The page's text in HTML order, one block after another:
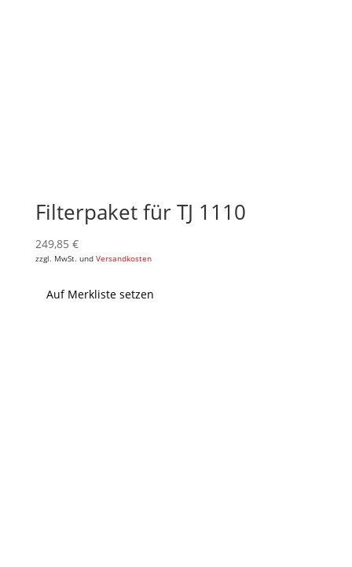
Filterpaket für TJ 1110
249,85 €
zzgl. MwSt. und Versandkosten
Auf Merkliste setzen